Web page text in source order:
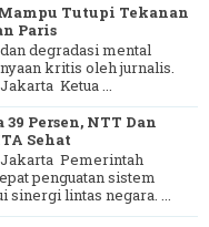
Tutupi Tekanan
Paris
degradasi mental
kritis oleh jurnalis.
Ketua ...
Persen, NTT Dan
Sehat
Pemerintah
penguatan sistem
sinergi lintas negara. ...